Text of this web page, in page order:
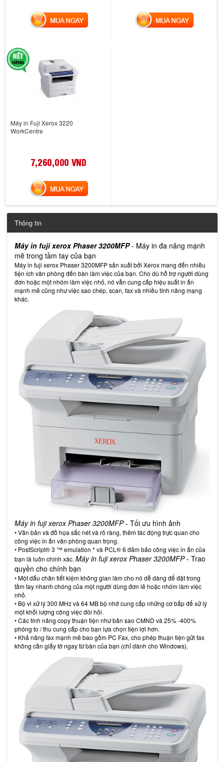
MUA NGAY MUA NGAY
Máy in Fuji Xerox 3220
WorkCentre
7,260,000 VND
MUA NGAY
Thông tin
Máy in fuji xerox Phaser 3200MFP- Máy in đa năng mạnh
mẽ trong tầm tay của bạn
Máy in fuji xerox Phaser 3200MFP sản xuất bởi Xerox mang đến nhiều
tiện ích văn phòng đến bàn làm việc của bạn. Cho dù hỗ trợ người dùng
đơn hoặc một nhóm làm việc nhỏ, nó vẫn cung cấp hiệu suất in ấn
mạnh mẽ cũng như việc sao chép, scan, fax và nhiều tính năng mạng
khác.
Máy in fuji xerox Phaser 3200MFP- Tối ưu hình ảnh
• Văn bản và đồ họa sắc nét và rõ ràng, thêm tác động trực quan cho
công việc in ấn văn phòng quan trọng.
• PostScript® 3 ™ emulation * và PCL® 6 đảm bảo công việc in ấn của
bạn là luôn chính xác. Máy in fuji xerox Phaser 3200MFP- Trao
quyền cho chính bạn
• Một dấu chân tiết kiệm không gian làm cho nó dễ dàng để đặt trong
tầm tay nhanh chóng của một người dùng đơn lẻ hoặc nhóm làm việc
nhỏ.
• Bộ vi xử lý 300 MHz và 64 MB bộ nhớ cung cấp những cơ bắp để xử lý
một khối lượng công việc đòi hỏi.
• Các tính năng copy thuận tiện như bản sao CMND và 25% -400%
phóng to / thu cung cấp cho bạn lựa chọn tiện lợi hơn.
• Khả năng fax mạnh mẽ bao gồm PC Fax, cho phép thuận tiện gửi fax
không cần giấy tờ ngay từ bàn của bạn (chỉ dành cho Windows).